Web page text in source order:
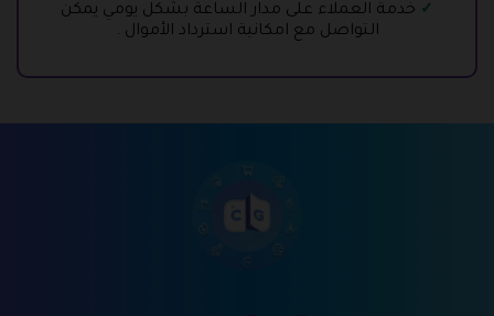
خدمة العملاء على مدار الساعة بشكل يومي يمكن
التواصل مع امكانية استرداد الأموال .